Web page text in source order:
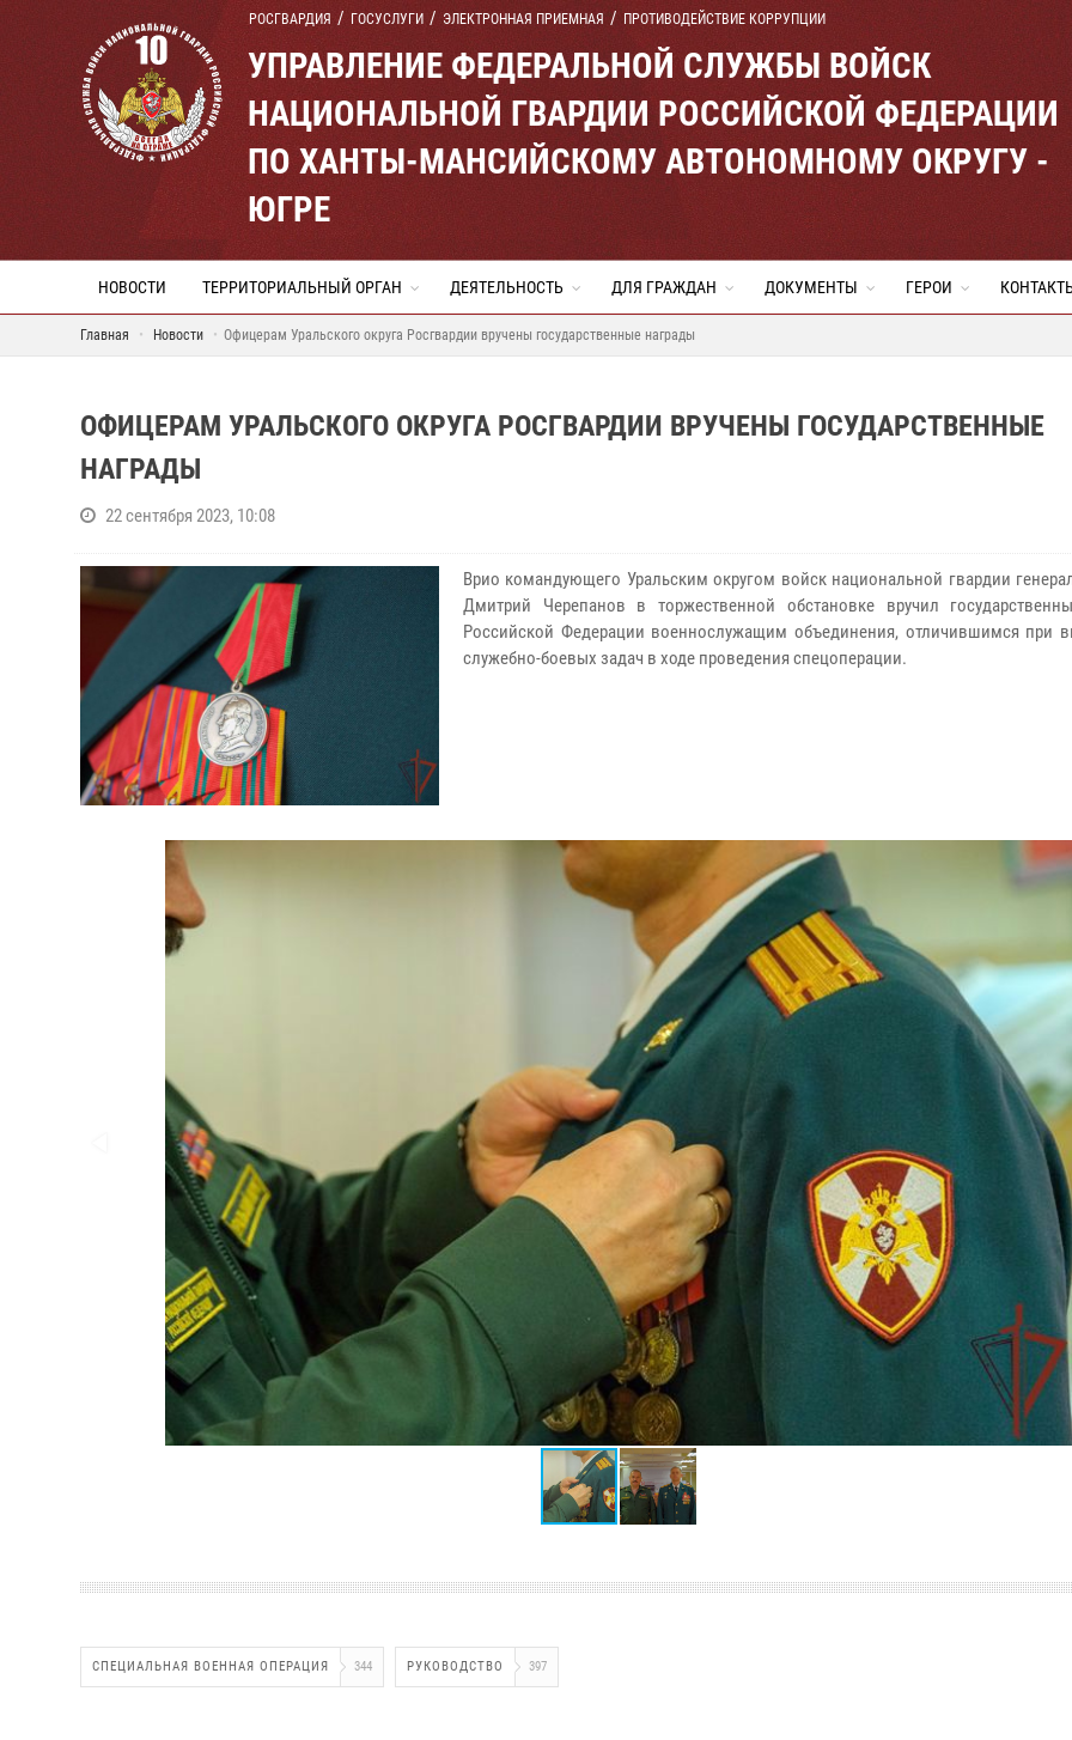
РОСГВАРДИЯ ГОСУСЛУГИ ЭЛЕКТРОННАЯ ПРИЕМНАЯ ПРОТИВОДЕЙСТВИЕ КОРРУПЦИИ
УПРАВЛЕНИЕ ФЕДЕРАЛЬНОЙ СЛУЖБЫ ВОЙСК
НАЦИОНАЛЬНОЙ ГВАРДИИ РОССИЙСКОЙ ФЕДЕРАЦИИ
ПО ХАНТЫ-МАНСИЙСКОМУ АВТОНОМНОМУ ОКРУГУ -
ЮГРЕ
НОВОСТИ ТЕРРИТОРИАЛЬНЫЙ ОРГАН ДЕЯТЕЛЬНОСТЬ ДЛЯ ГРАЖДАН ДОКУМЕНТЫ ГЕРОИ
Главная Новости Офицерам Уральского округа Росгвардии вручены государственные награды
ОФИЦЕРАМ УРАЛЬСКОГО ОКРУГА РОСГВАРДИИ ВРУЧЕНЫ ГОСУДАРСТВЕННЫЕ
НАГРАДЫ
22 сентября 2023, 10:08
Врио командующего Уральским округом войск национальной гвардии
Дмитрий Черепанов в торжественной обстановке вручил
Российской Федерации военнослужащим объединения, отличившимся при
служебно-боевых задач в ходе проведения спецоперации.
СПЕЦИАЛЬНАЯ ВОЕННАЯ ОПЕРАЦИЯ 344 РУКОВОДСТВО 397